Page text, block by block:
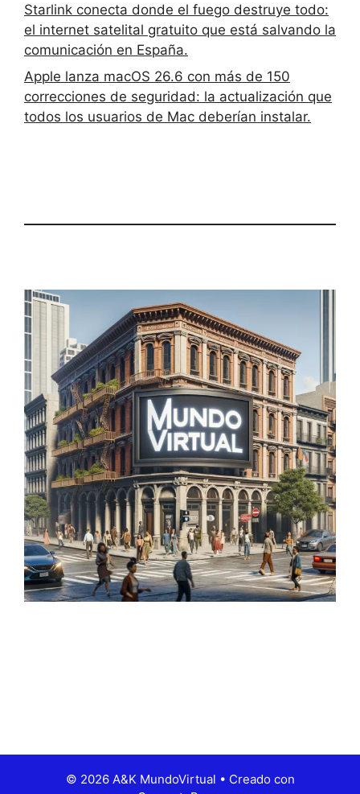
Starlink conecta donde el fuego destruye todo:
el internet satelital gratuito que está salvando la
comunicación en España.
Apple lanza macOS 26.6 con más de 150
correcciones de seguridad: la actualización que
todos los usuarios de Mac deberían instalar.
© 2026 A&K MundoVirtual • Creado con